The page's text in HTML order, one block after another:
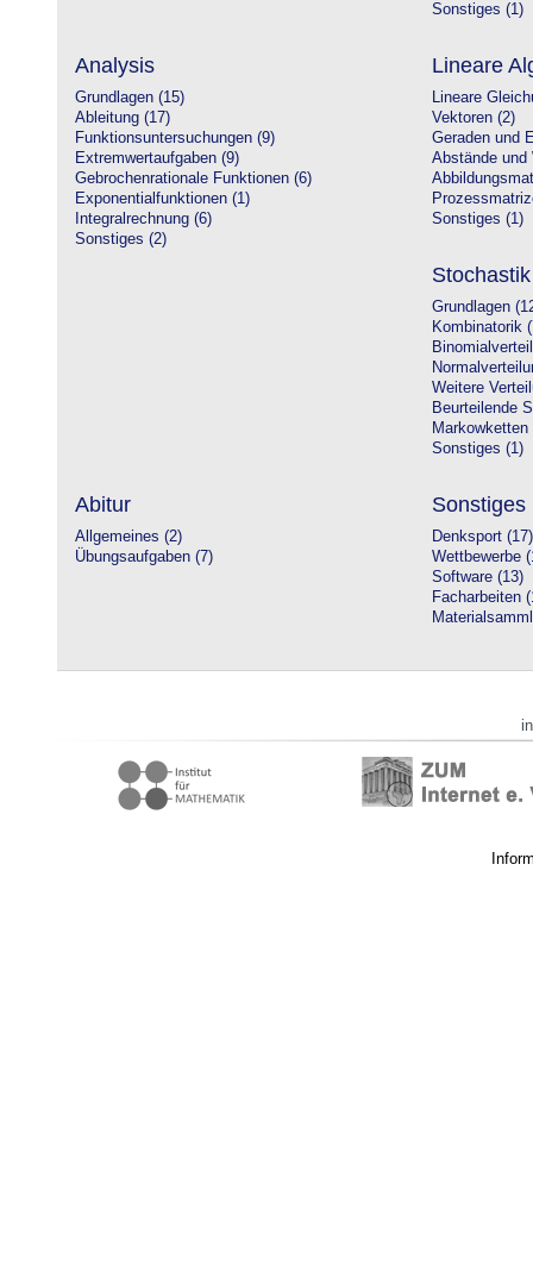
Sonstiges (1)
Analysis
Grundlagen (15)
Ableitung (17)
Funktionsuntersuchungen (9)
Extremwertaufgaben (9)
Gebrochenrationale Funktionen (6)
Exponentialfunktionen (1)
Integralrechnung (6)
Sonstiges (2)
Lineare
Lineare
Vektoren (2)
Geraden und
Abstände und
Sonstiges (1)
Stochastik
Grundlagen
Kombinatorik
Weitere
Beurteilende
Markowketten
Sonstiges (1)
Abitur
Allgemeines (2)
Übungsaufgaben (7)
Sonstiges
Denksport (17)
Wettbewerbe
Software (13)
Facharbeiten